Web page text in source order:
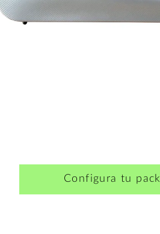
Configura tu pack